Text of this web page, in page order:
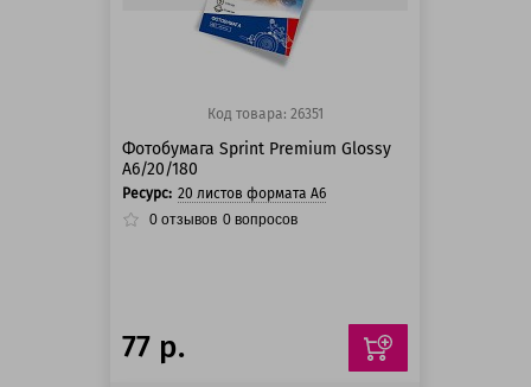
Код товара: 26351
Фотобумага Sprint Premium Glossy
A6/20/180
Ресурс: 20 листов формата А6
0 отзывов 0 вопросов
77 р.